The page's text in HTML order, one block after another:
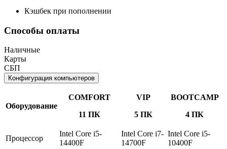
Кэшбек при пополнении
Способы оплаты
Наличные
Карты
СБП
Конфигурация компьютеров
Оборудование
COMFORT
11 ПК
VIP
5 ПК
BOOTCAMP
4 ПК
Процессор
Intel Core i5-
14400F
Intel Core i7-
14700F
Intel Core i5-
10400F